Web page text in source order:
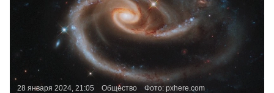
28 января 2024, 21:05 Общество Фото: pxhere.com